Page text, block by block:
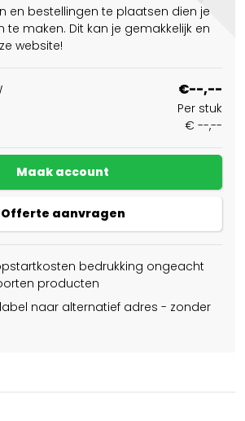
en bestellingen te plaatsen dien je
maken. Dit kan je gemakkelijk en
website!
€--,--
Per stuk
€ --,--
Maak account
Offerte aanvragen
bedrukking ongeacht
producten
naar alternatief adres - zonder